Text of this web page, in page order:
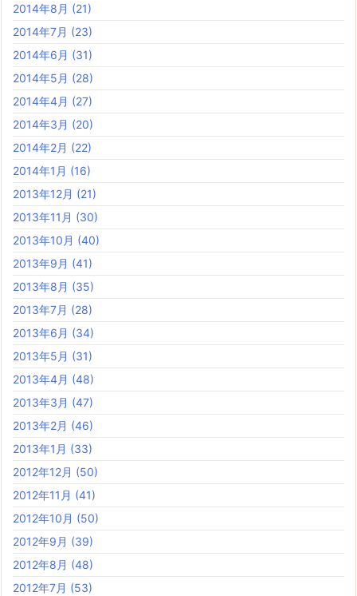
2014年8月 (21)
2014年7月 (23)
2014年6月 (31)
2014年5月 (28)
2014年4月 (27)
2014年3月 (20)
2014年2月 (22)
2014年1月 (16)
2013年12月 (21)
2013年11月 (30)
2013年10月 (40)
2013年9月 (41)
2013年8月 (35)
2013年7月 (28)
2013年6月 (34)
2013年5月 (31)
2013年4月 (48)
2013年3月 (47)
2013年2月 (46)
2013年1月 (33)
2012年12月 (50)
2012年11月 (41)
2012年10月 (50)
2012年9月 (39)
2012年8月 (48)
2012年7月 (53)